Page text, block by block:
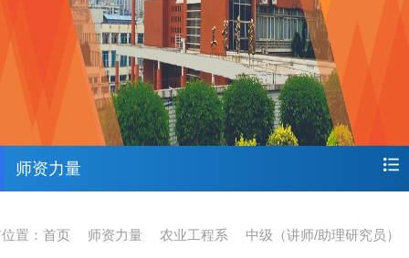
师资力量
置： 首页 师资力量 农业工程系 中级（讲师/助理研究员）